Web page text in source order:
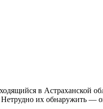
в Астраханской
Нетрудно их обнаружить —